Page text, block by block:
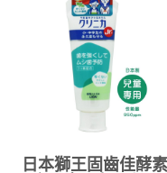
日本獅王固齒佳酵